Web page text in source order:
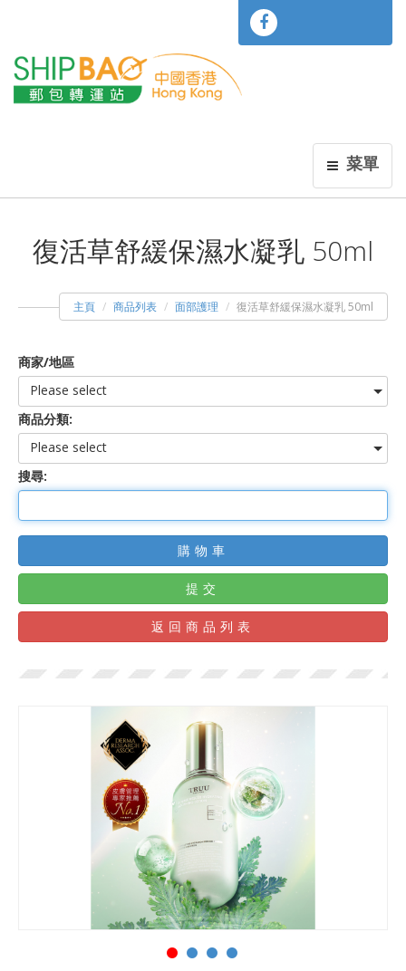
菜單
復活草舒緩保濕水凝乳 50ml
主頁 商品列表 面部護理 復活草舒緩保濕水凝乳 50ml
商家/地區
Please select
商品分類:
Please select
搜尋:
購物車
提交
返回商品列表